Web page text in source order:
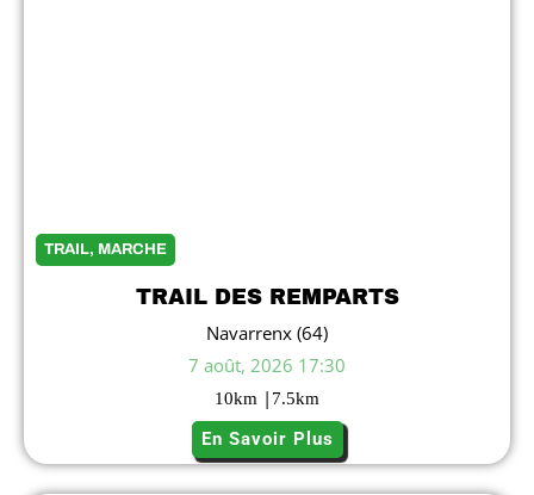
TRAIL, MARCHE
TRAIL DES REMPARTS
Navarrenx (64)
7 août, 2026 17:30
10km | 7.5km
En Savoir Plus